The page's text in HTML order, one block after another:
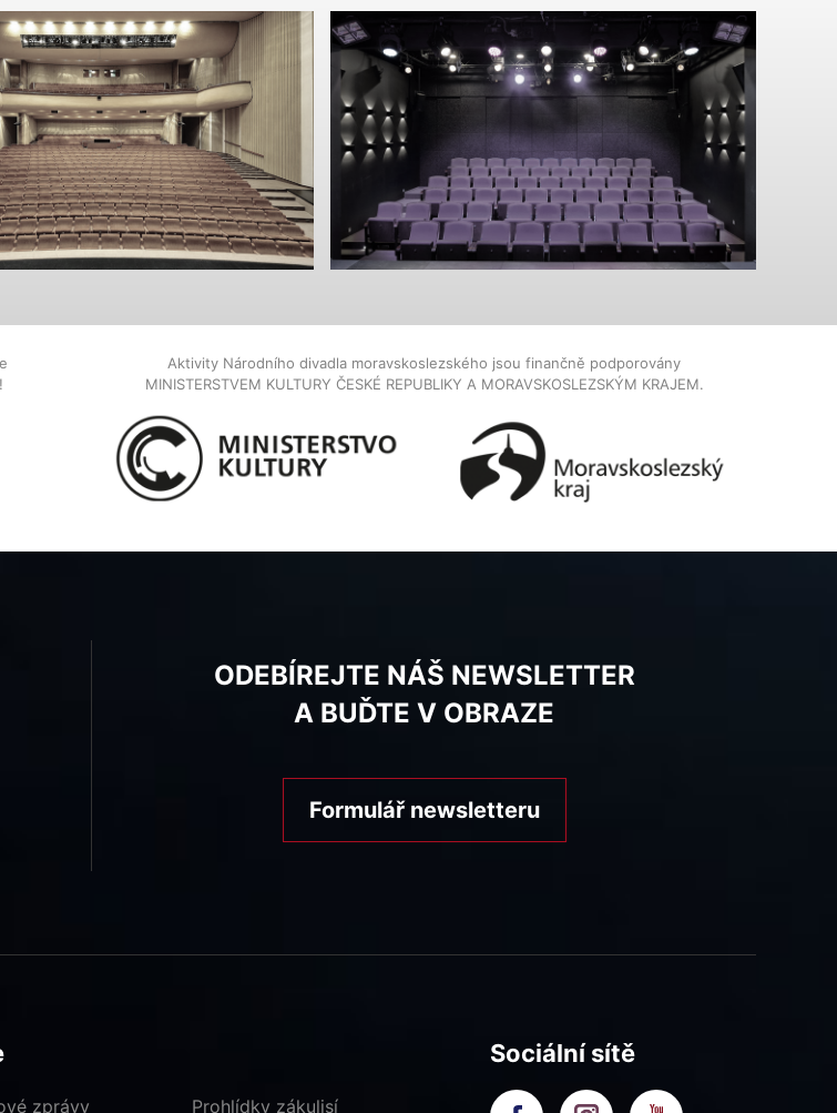
Aktivity Národního divadla moravskoslezského jsou finančně podporovány
MINISTERSTVEM KULTURY ČESKÉ REPUBLIKY A MORAVSKOSLEZSKÝM KRAJEM.
ODEBÍREJTE NÁŠ NEWSLETTER
A BUĎTE V OBRAZE
Formulář newsletteru
zprávy Prohlídky zákulisí
Sociální sítě